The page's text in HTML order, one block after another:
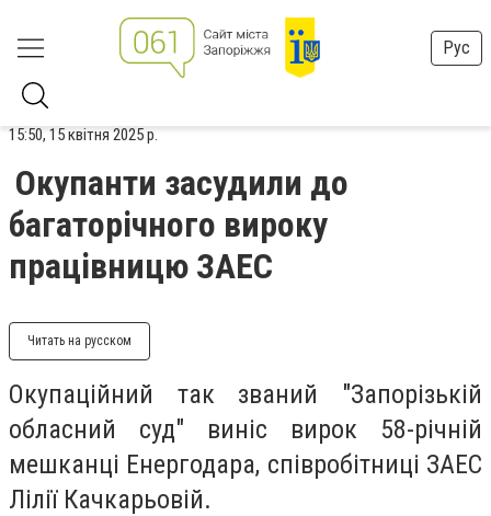
Рус
15:50, 15 квітня 2025 р.
Окупанти засудили до
багаторічного вироку
працівницю ЗАЕС
Читать на русском
Окупаційний так званий "Запорізькій
обласний суд" виніс вирок 58-річній
мешканці Енергодара, співробітниці ЗАЕС
Лілії Качкарьовій.